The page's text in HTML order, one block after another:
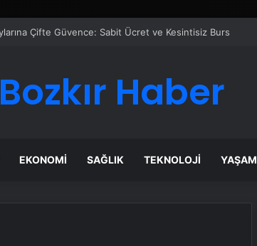
Bozkır Haber
EKONOMI SAĞLIK TEKNOLOJI YAŞAM